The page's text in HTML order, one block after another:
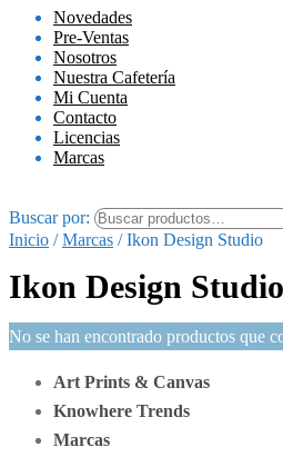
Novedades
Pre-Ventas
Nosotros
Nuestra Cafetería
Mi Cuenta
Contacto
Licencias
Marcas
Buscar por:
Inicio /Marcas /Ikon Design Studio
Ikon Design Studio
No se han encontrado productos que
Art Prints & Canvas
Knowhere Trends
Marcas